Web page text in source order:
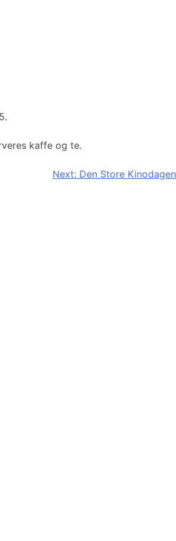
kaffe og te.
Next: Den Store Kinodagen